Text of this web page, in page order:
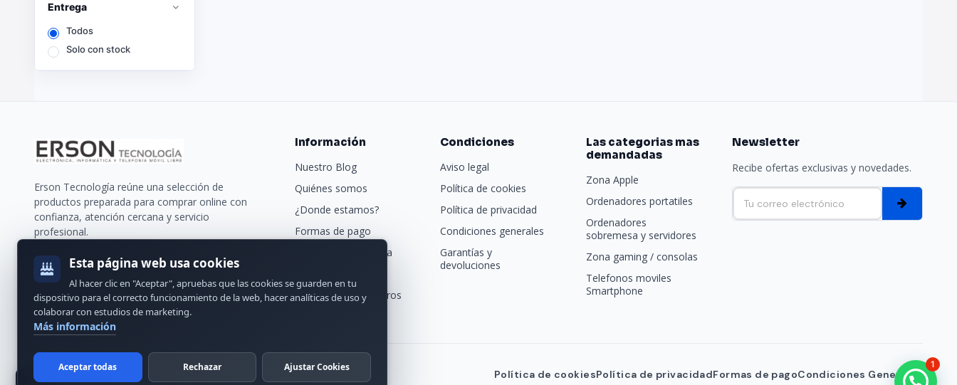
Entrega
Todos
Solo con stock
Erson Tecnología reúne una selección de
productos preparada para comprar online con
confianza, atención cercana y servicio
profesional.
Información
Nuestro Blog
Quiénes somos
¿Donde estamos?
Formas de pago
Transporte y entrega
Contacta con nosotros
Condiciones
Aviso legal
Política de cookies
Política de privacidad
Condiciones generales
Garantías y
devoluciones
Las categorias mas
demandadas
Zona Apple
Ordenadores portatiles
Ordenadores
sobremesa y servidores
Zona gaming / consolas
Telefonos moviles
Smartphone
Newsletter
Recibe ofertas exclusivas y novedades.
© 2024 Erson Tecnología. Todos los derechos reservados. Política de cookiesPolítica de privacidadFormas de pagoCondiciones Generales
1
¡Hola! ¿en qué puedo ayudarte?
Esta página web usa cookies
Al hacer clic en "Aceptar", apruebas que las cookies se guarden en tu
dispositivo para el correcto funcionamiento de la web, hacer analíticas de uso y
colaborar con estudios de marketing.
Más información
Aceptar todas Rechazar Ajustar Cookies